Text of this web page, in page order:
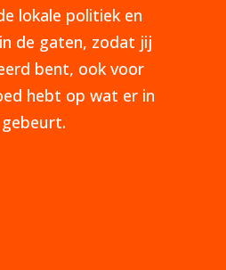
lokale politiek en
de gaten, zodat jij
bent, ook voor
hebt op wat er in